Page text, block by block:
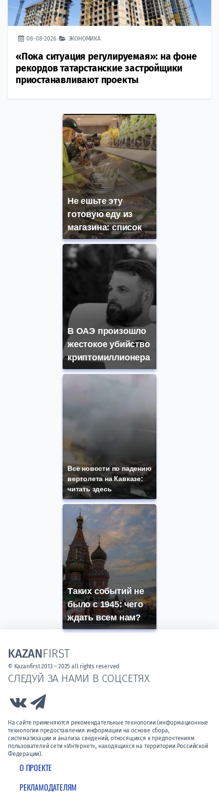
08-08-2026 ЭКОНОМИКА
«Пока ситуация регулируемая»: на фоне
рекордов татарстанские застройщики
приостанавливают проекты
Не ешьте эту
готовую еду из
магазина: список
В ОАЭ произошло
жестокое убийство
криптомиллионера
Все новости по падению
вертолета на Кавказе:
читать здесь
Таких событий не
было с 1945: чего
ждать всем нам?
О ПРОЕКТЕ
РЕКЛАМОДАТЕЛЯМ
СЛЕДУЙ ЗА НАМИ В СОЦСЕТЯХ
Link to Vk
На сайте применяются рекомендательные технологии (информационные
технологии предоставления информации на основе сбора,
систематизации и анализа сведений, относящихся к предпочтениям
пользователей сети «Интернет», находящихся на территории Российской
Федерации).
KAZANFIRST
© Kazanfirst 2013 – 2025 all rights reserved